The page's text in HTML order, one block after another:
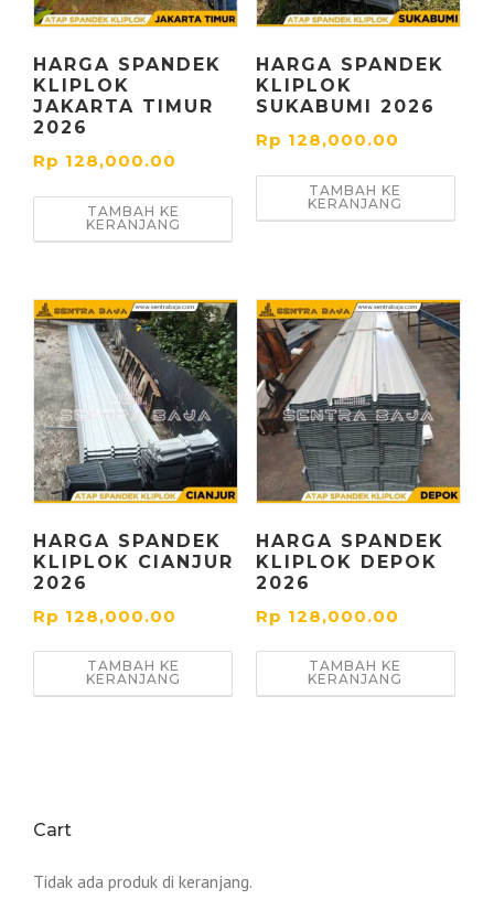
HARGA SPANDEK
KLIPLOK
JAKARTA TIMUR
2026
Rp 128,000.00
TAMBAH KE
KERANJANG
HARGA SPANDEK
KLIPLOK
SUKABUMI 2026
Rp 128,000.00
TAMBAH KE
KERANJANG
HARGA SPANDEK
KLIPLOK CIANJUR
2026
Rp 128,000.00
TAMBAH KE
KERANJANG
HARGA SPANDEK
KLIPLOK DEPOK
2026
Rp 128,000.00
TAMBAH KE
KERANJANG
Cart
Tidak ada produk di keranjang.